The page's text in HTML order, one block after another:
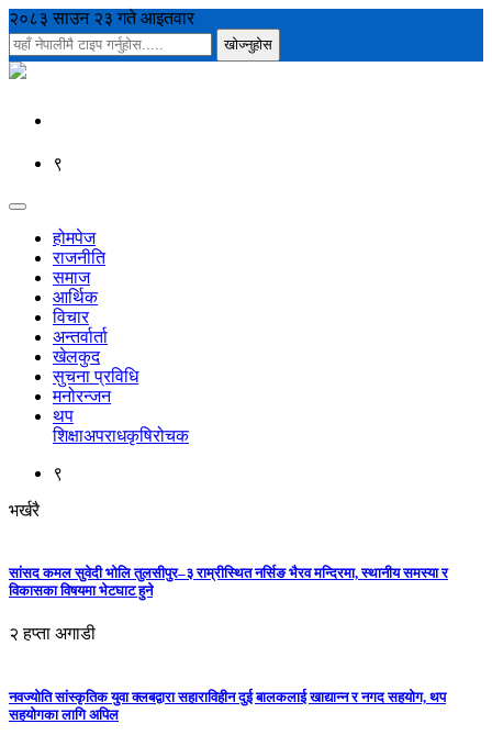
२०८३ साउन २३ गते आइतवार
९
होमपेज
राजनीति
समाज
आर्थिक
विचार
अन्तर्वार्ता
खेलकुद
सुचना प्रविधि
मनोरन्जन
थप
शिक्षाअपराधकृषिरोचक
९
भर्खरै
सांसद कमल सुवेदी भोलि तुलसीपुर–३ राम्रीस्थित नर्सिङ भैरव मन्दिरमा, स्थानीय समस्या र
विकासका विषयमा भेटघाट हुने
२ हप्ता अगाडी
नवज्योति सांस्कृतिक युवा क्लबद्वारा सहाराविहीन दुई बालकलाई खाद्यान्न र नगद सहयोग, थप
सहयोगका लागि अपिल